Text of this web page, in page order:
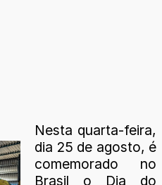
Nesta quarta-feira,
dia 25 de agosto, é
comemorado no
Brasil o Dia do